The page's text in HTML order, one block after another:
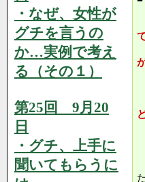
・なぜ、女性が
グチを言うの
か…実例で考え
る（その１）
第25回 9月20
日
・グチ、上手に
聞いてもらうに